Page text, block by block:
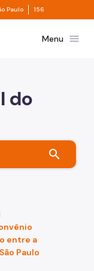
à informação
Paulo Divisor de
156
Menu menu
do
search
entre a
Paulo